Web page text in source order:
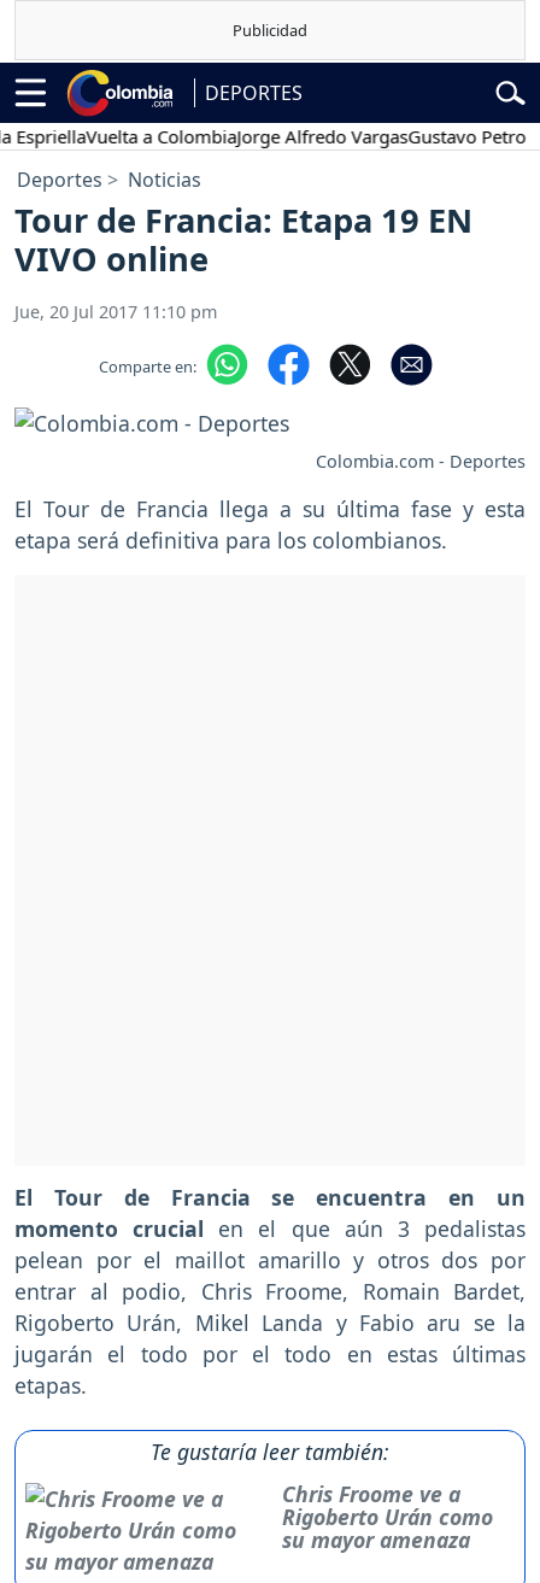
DEPORTES
Vuelta a ColombiaJorge Alfredo VargasGustavo Petro
Deportes Noticias
Tour de Francia: Etapa 19 EN
VIVO online
Jue, 20 Jul 2017 11:10 pm
Comparte en:
Colombia.com - Deportes
El Tour de Francia llega a su última fase y esta
etapa será definitiva para los colombianos.
El Tour de Francia se encuentra en un
momento crucial en el que aún 3 pedalistas
pelean por el maillot amarillo y otros dos por
entrar al podio, Chris Froome, Romain Bardet,
Rigoberto Urán, Mikel Landa y Fabio aru se la
jugarán el todo por el todo en estas últimas
etapas.
Te gustaría leer también:
Chris Froome ve a
Rigoberto Urán como
su mayor amenaza